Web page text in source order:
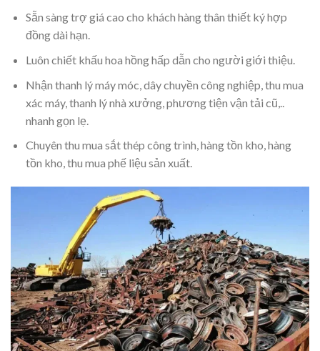
Sẵn sàng trợ giá cao cho khách hàng thân thiết ký hợp
đồng dài hạn.
Luôn chiết khấu hoa hồng hấp dẫn cho người giới thiệu.
Nhận thanh lý máy móc, dây chuyền công nghiệp, thu mua
xác máy, thanh lý nhà xưởng, phương tiện vận tải cũ,..
nhanh gọn lẹ.
Chuyên thu mua sắt thép công trình, hàng tồn kho, hàng
tồn kho, thu mua phế liệu sản xuất.